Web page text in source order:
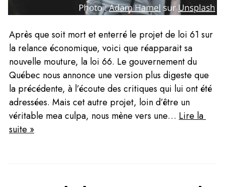
Après que soit mort et enterré le projet de loi 61 sur
la relance économique, voici que réapparait sa
nouvelle mouture, la loi 66. Le gouvernement du
Québec nous annonce une version plus digeste que
la précédente, à l’écoute des critiques qui lui ont été
adressées. Mais cet autre projet, loin d’être un
véritable mea culpa, nous mène vers une… Lire la
suite »